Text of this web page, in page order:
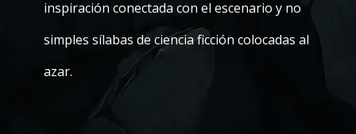
inspiración conectada con el escenario y no
simples sílabas de ciencia ficción colocadas al
azar.